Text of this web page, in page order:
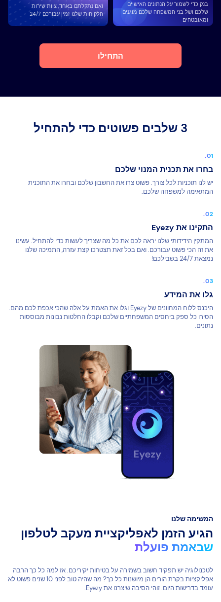
בנק כדי לשמור על הנתונים האישיים
שלכם ושל בני המשפחה שלכם מוגנים
ומאובטחים
ואם נתקלתם באחד, צוות שירות
הלקוחות שלנו זמין עבורכם 24/7
התחילו
3 שלבים פשוטים כדי להתחיל
בחרו את תכנית המנוי שלכם
יש לנו תוכניות לכל צורך. פשוט צרו את החשבון שלכם ובחרו את התוכנית
המתאימה למשפחה שלכם.
התקינו את Eyezy
המתקין הידידותי שלנו יראה לכם את כל מה שצריך לעשות כדי להתחיל. עשינו
את זה הכי פשוט עבורכם. ואם בכל זאת תצטרכו קצת עזרה, התמיכה שלנו
נמצאת 24/7 בשבילכם!
גלו את המידע
היכנס ללוח המחוונים של Eyezy וגלו את האמת על אלה שהכי אכפת לכם מהם.
הסירו כל ספק ביחסים המשפחתיים שלכם וקבלו החלטות נבונות מבוססות
נתונים.
המשימה שלנו
הגיע הזמן לאפליקציית מעקב לטלפון
שבאמת פועלת
לטכנולוגיה יש תפקיד חשוב בשמירה על בטיחות יקיריכם. אז למה כל כך הרבה
אפליקציות בקרת הורים הן מיושנות כל כך? מה שהיה טוב לפני 10 שנים פשוט לא
עומד בדרישות היום. זוהי הסיבה שיצרנו את Eyezy.